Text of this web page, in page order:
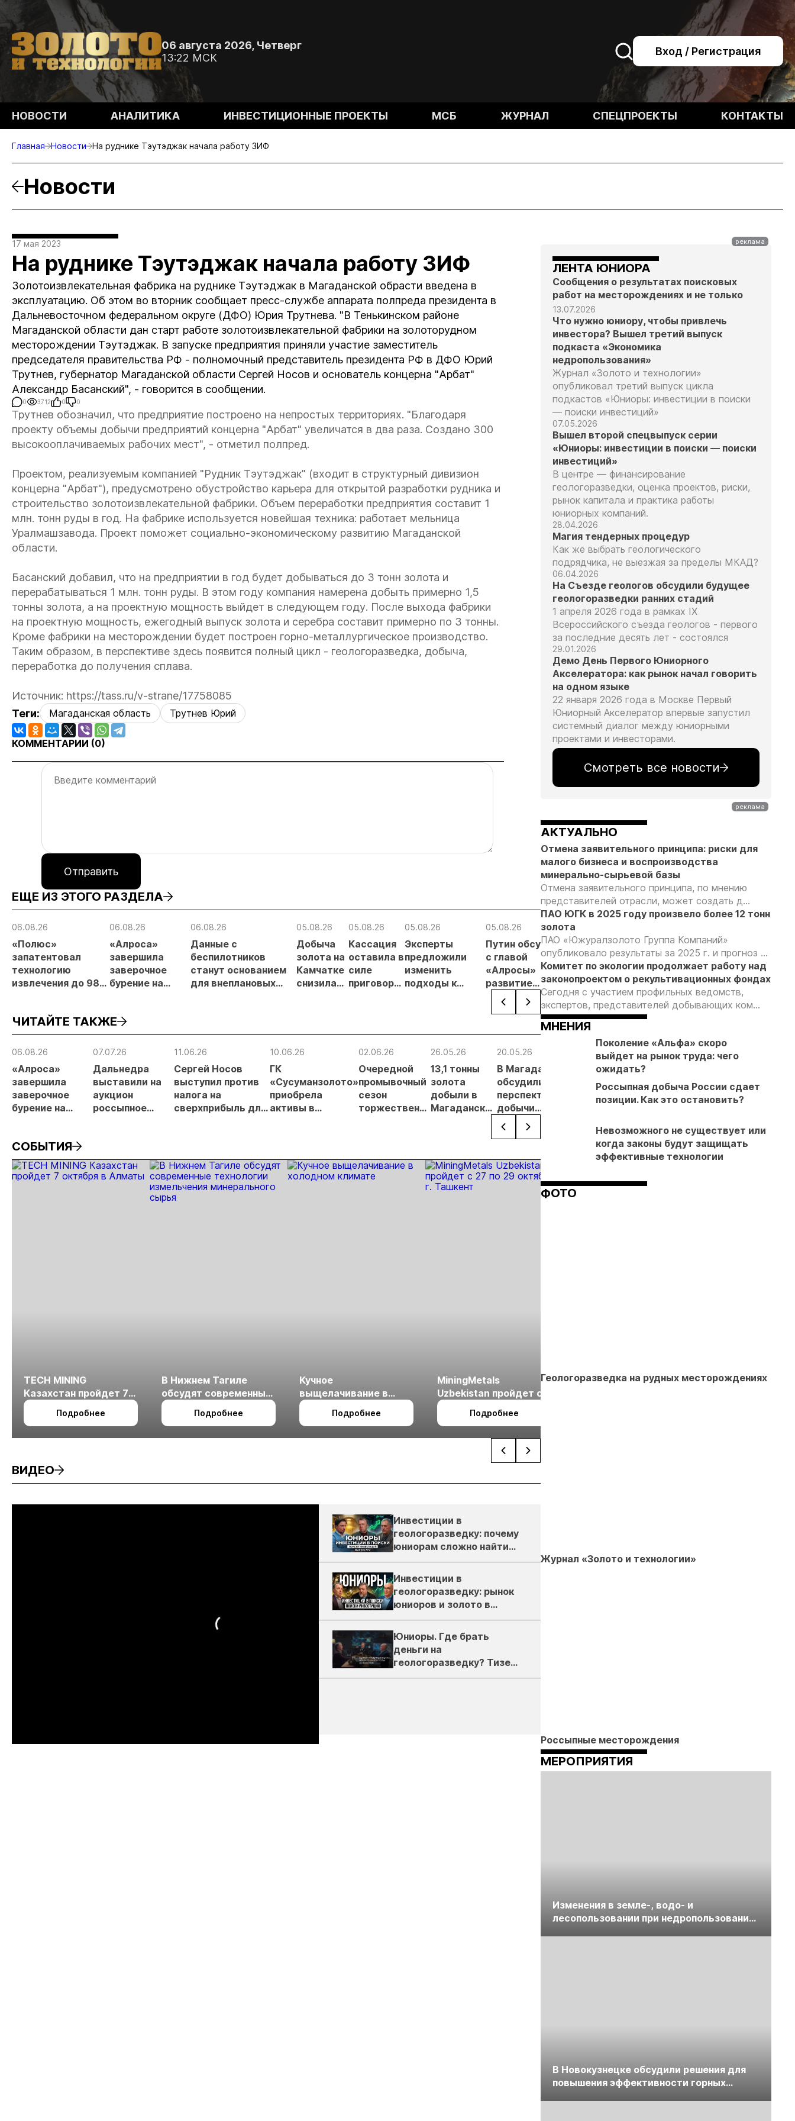
06 августа 2026, Четверг
13:22 МСК
Вход / Регистрация
НОВОСТИ АНАЛИТИКА ИНВЕСТИЦИОННЫЕ ПРОЕКТЫ МСБ ЖУРНАЛ СПЕЦПРОЕКТЫ КОНТАКТЫ
Главная Новости На руднике Тэутэджак начала работу ЗИФ
Новости
17 мая 2023
На руднике Тэутэджак начала работу ЗИФ
Золотоизвлекательная фабрика на руднике Тэутэджак в Магаданской обрасти введена в
эксплуатацию. Об этом во вторник сообщает пресс-службе аппарата полпреда президента в
Дальневосточном федеральном округе (ДФО) Юрия Трутнева. "В Тенькинском районе
Магаданской области дан старт работе золотоизвлекательной фабрики на золоторудном
месторождении Тэутэджак. В запуске предприятия приняли участие заместитель
председателя правительства РФ - полномочный представитель президента РФ в ДФО Юрий
Трутнев, губернатор Магаданской области Сергей Носов и основатель концерна "Арбат"
Александр Басанский", - говорится в сообщении.
0 3712 0 0
Трутнев обозначил, что предприятие построено на непростых территориях. "Благодаря
проекту объемы добычи предприятий концерна "Арбат" увеличатся в два раза. Создано 300
высокооплачиваемых рабочих мест", - отметил полпред.
Проектом, реализуемым компанией "Рудник Тэутэджак" (входит в структурный дивизион
концерна "Арбат"), предусмотрено обустройство карьера для открытой разработки рудника и
строительство золотоизвлекательной фабрики. Объем переработки предприятия составит 1
млн. тонн руды в год. На фабрике используется новейшая техника: работает мельница
Уралмашзавода. Проект поможет социально-экономическому развитию Магаданской
области.
Басанский добавил, что на предприятии в год будет добываться до 3 тонн золота и
перерабатываться 1 млн. тонн руды. В этом году компания намерена добыть примерно 1,5
тонны золота, а на проектную мощность выйдет в следующем году. После выхода фабрики
на проектную мощность, ежегодный выпуск золота и серебра составит примерно по 3 тонны.
Кроме фабрики на месторождении будет построен горно-металлургическое производство.
Таким образом, в перспективе здесь появится полный цикл - геологоразведка, добыча,
переработка до получения сплава.
Источник: https://tass.ru/v-strane/17758085
Теги:
Магаданская область Трутнев Юрий
КОММЕНТАРИИ (0)
Отправить
ЕЩЕ ИЗ ЭТОГО РАЗДЕЛА
06.08.26
«Полюс»
запатентовал
технологию
извлечения до 98%
шлака
06.08.26
«Алроса»
завершила
заверочное
бурение на
Дегдекан
06.08.26
Данные с
беспилотников
станут основанием
для внеплановых
05.08.26
Добыча
золота на
Камчатке
снизилась
05.08.26
Кассация
оставила в
силе
приговор
кг золота и
серебра на
05.08.26
Эксперты
предложили
изменить
подходы к
на фоне
реформы
05.08.26
Путин обсудил
с главой
«Алросы»
развитие
золотодобычи
энергетических
проектов в
Якутии
04.08.26
Продажи
золотых
слитков через
Россельхозбанк
выросли на 31%
в первом
полугодии
Суд взыскал с
ООО
«ЗапСибЗолото»
более 7 млн
рублей за
нарушение
природоохранных
добыче золота
принципа:
риски видят
ЧИТАЙТЕ ТАКЖЕ
06.08.26
«Алроса»
завершила
заверочное
бурение на
Дегдекан
07.07.26
Дальнедра
выставили на
аукцион
россыпное
запасами 143 кг
золота
11.06.26
Сергей Носов
выступил против
налога на
сверхприбыль для
10.06.26
ГК
«Сусуманзолото»
приобрела
активы в
02.06.26
Очередной
промывочный
сезон
торжественно
26.05.26
13,1 тонны
золота
добыли в
Магаданской
20.05.26
В Магадане
обсудили
перспективы
добычи
золота в
регионе
20.05.26
Наталкинском
ГОКе получен
04.05.26
На Чукотке
обсудили
ход
проекта
30.04.26
Забайкальском
крае обсудили
инвестиционных
проектов
СОБЫТИЯ
TECH MINING
Казахстан пройдет 7
октября в Алматы
Подробнее
В Нижнем Тагиле
обсудят современные
технологии
измельчения
Подробнее
Кучное
выщелачивание в
холодном климате
Подробнее
MiningMetals
Uzbekistan пройдет с
27 по 29 октября в г.
Ташкент
Подробнее
Выставка «Рудник
Российская
ВИДЕО
Инвестиции в
геологоразведку: почему
юниорам сложно найти
деньги
Инвестиции в
геологоразведку: рынок
юниоров и золото в
России
Юниоры. Где брать
деньги на
геологоразведку? Тизер
подкаста ЗиТ №1
ЛЕНТА ЮНИОРА
Сообщения о результатах поисковых
работ на месторождениях и не только
13.07.2026
Что нужно юниору, чтобы привлечь
инвестора? Вышел третий выпуск
подкаста «Экономика
недропользования»
Журнал «Золото и технологии»
опубликовал третий выпуск цикла
подкастов «Юниоры: инвестиции в поиски
— поиски инвестиций»
07.05.2026
Вышел второй спецвыпуск серии
«Юниоры: инвестиции в поиски — поиски
инвестиций»
В центре — финансирование
геологоразведки, оценка проектов, риски,
рынок капитала и практика работы
юниорных компаний.
28.04.2026
Магия тендерных процедур
Как же выбрать геологического
подрядчика, не выезжая за пределы МКАД?
06.04.2026
На Съезде геологов обсудили будущее
геологоразведки ранних стадий
1 апреля 2026 года в рамках IX
Всероссийского съезда геологов - первого
за последние десять лет - состоялся
29.01.2026
Демо День Первого Юниорного
Акселератора: как рынок начал говорить
на одном языке
22 января 2026 года в Москве Первый
Юниорный Акселератор впервые запустил
системный диалог между юниорными
проектами и инвесторами.
Смотреть все новости
АКТУАЛЬНО
Отмена заявительного принципа: риски для
малого бизнеса и воспроизводства
минерально-сырьевой базы
Отмена заявительного принципа, по мнению
представителей отрасли, может создать д...
ПАО ЮГК в 2025 году произвело более 12 тонн
золота
ПАО «Южуралзолото Группа Компаний»
опубликовало результаты за 2025 г. и прогноз ...
Комитет по экологии продолжает работу над
законопроектом о рекультивационных фондах
Сегодня с участием профильных ведомств,
экспертов, представителей добывающих ком...
МНЕНИЯ
Поколение «Альфа» скоро
выйдет на рынок труда: чего
ожидать?
Россыпная добыча России сдает
позиции. Как это остановить?
Невозможного не существует или
когда законы будут защищать
эффективные технологии
ФОТО
Геологоразведка на рудных месторождениях
Журнал «Золото и технологии»
Россыпные месторождения
МЕРОПРИЯТИЯ
Изменения в земле-, водо- и
лесопользовании при недропользовании
В Новокузнецке обсудили решения для
повышения эффективности горных